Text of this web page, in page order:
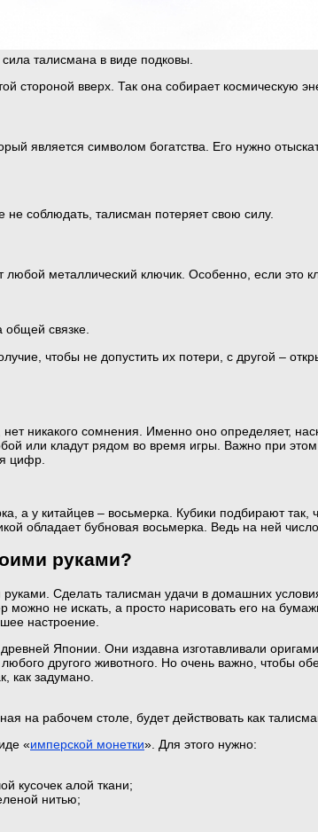
талисмана в виде подковы.
стороной вверх. Так она собирает космическую
является символом богатства. Его нужно
не соблюдать, талисман потеряет свою силу.
любой металлический ключик. Особенно, если это
общей связке.
чтобы не допустить их потери, с другой –
никакого сомнения. Именно оно определяет,
или кладут рядом во время игры. Важно при
цифр.
а у китайцев – восьмерка. Кубики подбирают так,
обладает бубновая восьмерка. Ведь на ней
руками?
Сделать талисман удачи в домашних
можно не искать, а просто нарисовать его на
настроение.
Японии. Они издавна изготавливали
другого животного. Но очень важно, чтобы
как задумано.
на рабочем столе, будет действовать как
«имперской монетки». Для этого нужно:
кусочек алой ткани;
нитью;